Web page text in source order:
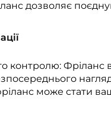
дозволяє
контролю: Фріланс
може стати